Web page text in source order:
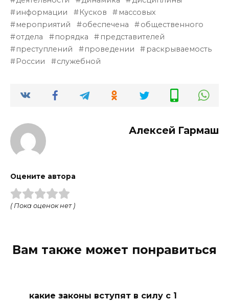
информации
Кусков
массовых
мероприятий
обеспечена
общественного
отдела
порядка
представителей
преступлений
проведении
раскрываемость
России
служебной
Алексей Гармаш
Оцените автора
( Пока оценок нет )
Вам также может понравиться
какие законы вступят в силу с 1